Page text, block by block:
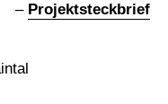
– Projektsteckbrief